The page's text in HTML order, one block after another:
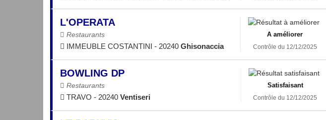
L'OPERATA
Restaurants
IMMEUBLE COSTANTINI - 20240 Ghisonaccia
A améliorer
Contrôle du 12/12/2025
BOWLING DP
Restaurants
TRAVO - 20240 Ventiseri
Satisfaisant
Contrôle du 12/12/2025